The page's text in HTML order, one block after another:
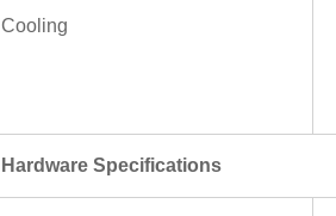
Cooling
Hardware Specifications